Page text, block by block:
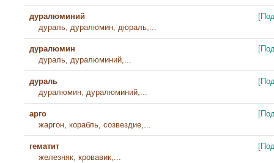
дуралюминий
дураль, дуралюмин, дюраль,...
дуралюмин
дураль, дуралюминий,...
дураль
дуралюмин, дуралюминий,...
арго
жаргон, корабль, созвездие,...
гематит
железняк, кровавик,...